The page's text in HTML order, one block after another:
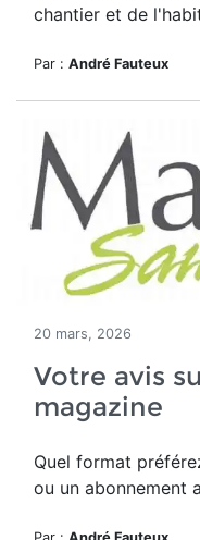
chantier et de
Par : André Fauteux
20 mars, 2026
Votre avis
magazine
Quel format
ou un abonnement